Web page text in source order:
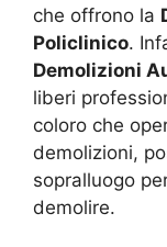
che offrono la
Policlinico.
Demolizioni
liberi
coloro che
demolizioni,
sopralluogo
demolire.